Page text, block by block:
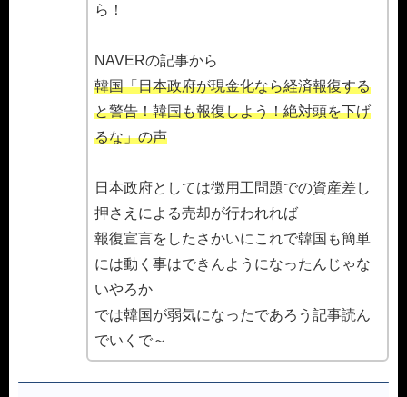
ら！
NAVERの記事から
韓国「日本政府が現金化なら経済報復する
と警告！韓国も報復しよう！絶対頭を下げ
るな」の声
日本政府としては徴用工問題での資産差し
押さえによる売却が行われれば
報復宣言をしたさかいにこれで韓国も簡単
には動く事はできんようになったんじゃな
いやろか
では韓国が弱気になったであろう記事読ん
でいくで～